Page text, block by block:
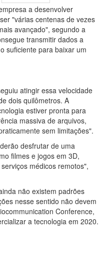
a desenvolver
"várias centenas de vezes
avançado", segundo a
transmitir dados a
suficiente para baixar um
atingir essa velocidade
dois quilômetros. A
estiver pronta para
massiva de arquivos,
sem limitações".
desfrutar de uma
filmes e jogos em 3D,
médicos remotos",
não existem padrões
nesse sentido não devem
Conference,
a tecnologia em 2020.